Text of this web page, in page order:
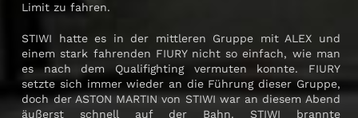
Limit zu fahren.
STIWI hatte es in der mittleren Gruppe mit ALEX und
einem stark fahrenden FIURY nicht so einfach, wie man
es nach dem Qualifighting vermuten konnte. FIURY
setzte sich immer wieder an die Führung dieser Gruppe,
doch der ASTON MARTIN von STIWI war an diesem Abend
äußerst schnell auf der Bahn. STIWI brannte